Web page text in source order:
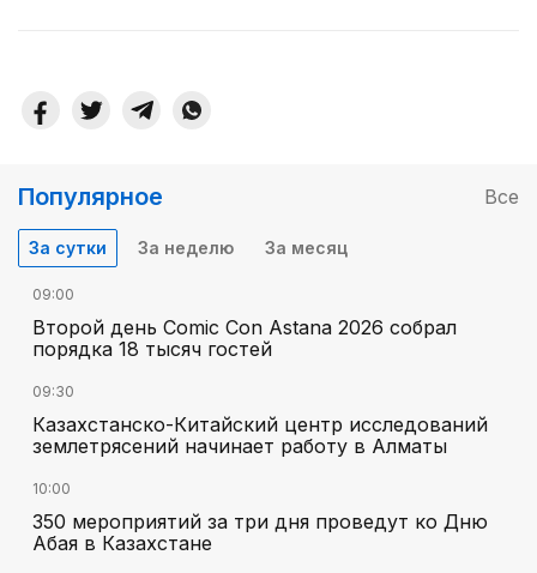
Популярное Все
За сутки За неделю За месяц
09:00
Второй день Comic Con Astana 2026 собрал
порядка 18 тысяч гостей
09:30
Казахстанско-Китайский центр исследований
землетрясений начинает работу в Алматы
10:00
350 мероприятий за три дня проведут ко Дню
Абая в Казахстане